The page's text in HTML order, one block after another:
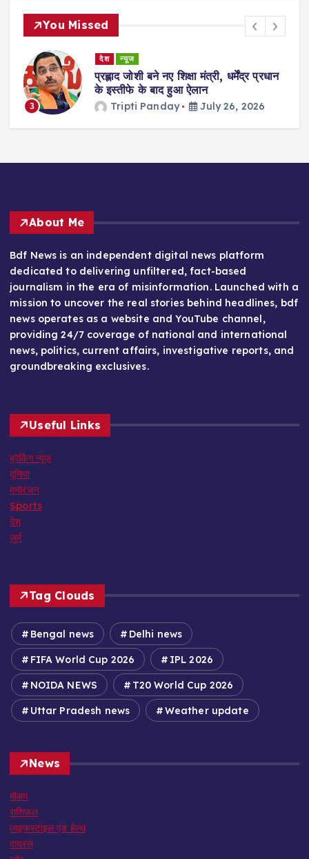
You Missed
3
देश न्यूज
प्रह्लाद जोशी बने नए शिक्षा मंत्री, धर्मेंद्र प्रधान
के इस्तीफे के बाद हुआ ऐलान
Tripti Panday July 26, 2026
About Me
Bdf News is an independent digital news platform
dedicated to delivering unfiltered, fact-based
journalism in the era of misinformation. Launched with a
mission to uncover the real stories behind headlines, bdf
news operates as a website and YouTube channel,
providing 24/7 coverage of national and international
news, politics, current affairs, investigative reports, and
groundbreaking exclusives.
Useful Links
ब्रेकिंग न्यूज़
दुनिया
मनोरंजन
Sports
देश
जुर्म
Tag Clouds
Bengal news Delhi news
FIFA World Cup 2026 IPL 2026
NOIDA NEWS T20 World Cup 2026
Uttar Pradesh news Weather update
News
मौसम
राशिफल
लाइफस्टाइल एंड हेल्थ
वायरल